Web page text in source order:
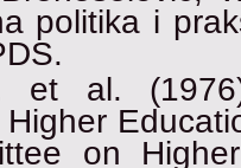
politika i
et al.
on